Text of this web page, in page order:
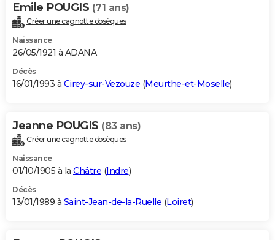
Emile POUGIS (71 ans)
Créer une cagnotte obsèques
Naissance
26/05/1921 à ADANA
Décès
16/01/1993 à Cirey-sur-Vezouze (Meurthe-et-Moselle)
Jeanne POUGIS (83 ans)
Créer une cagnotte obsèques
Naissance
01/10/1905 à la Châtre (Indre)
Décès
13/01/1989 à Saint-Jean-de-la-Ruelle (Loiret)